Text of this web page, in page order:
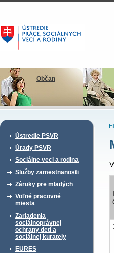
Občan
Ústredie PSVR
Úrady PSVR
Sociálne veci a rodina
Služby zamestnanosti
Záruky pre mladých
Voľné pracovné
miesta
Zariadenia
sociálnoprávnej
ochrany detí a
sociálnej kurately
EURES